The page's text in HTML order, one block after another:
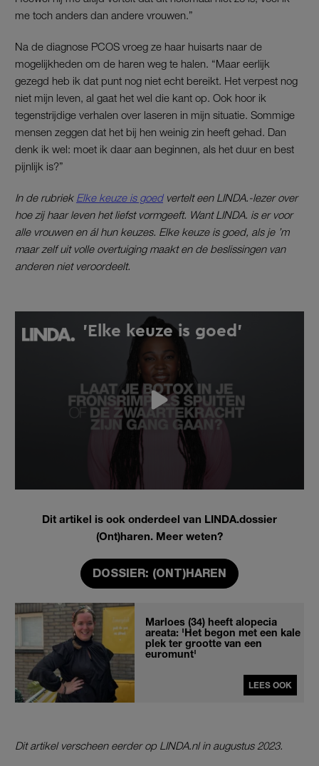
me toch anders dan andere vrouwen.”
Na de diagnose PCOS vroeg ze haar huisarts naar de
mogelijkheden om de haren weg te halen. “Maar eerlijk
gezegd heb ik dat punt nog niet echt bereikt. Het verpest nog
niet mijn leven, al gaat het wel die kant op. Ook hoor ik
tegenstrijdige verhalen over laseren in mijn situatie. Sommige
mensen zeggen dat het bij hen weinig zin heeft gehad. Dan
denk ik wel: moet ik daar aan beginnen, als het duur en best
pijnlijk is?”
In de rubriek Elke keuze is goedvertelt een LINDA.-lezer over
hoe zij haar leven het liefst vormgeeft. Want LINDA. is er voor
alle vrouwen en ál hun keuzes. Elke keuze is goed, als je ’m
maar zelf uit volle overtuiging maakt en de beslissingen van
anderen niet veroordeelt.
Dit artikel is ook onderdeel van LINDA.dossier
(Ont)haren. Meer weten?
DOSSIER: (ONT)HAREN
Marloes (34) heeft alopecia
areata: 'Het begon met een kale
plek ter grootte van een
euromunt'
LEES OOK
Dit artikel verscheen eerder op LINDA.nl in augustus 2023.